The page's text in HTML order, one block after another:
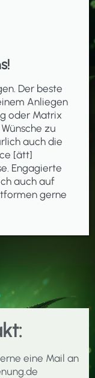
Der beste
Anliegen
oder Matrix
zu
auch die
[ätt]
Engagierte
auch auf
gerne
eine Mail an